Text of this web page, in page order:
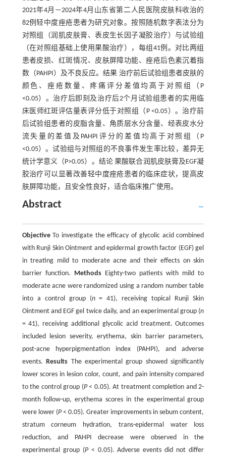
2021年4月—2024年4月山东省第二人民医院皮肤科收治的
82例轻中度痤疮患者为研究对象。按照随机数字表法分为
对照组（润肌皮肤膏、表皮生长因子凝胶治疗）与试验组
（在对照组基础上使用果酸治疗），每组41例。对比两组
患者皮损、红斑情况、皮肤屏障功能、痤疮后色素沉着指
数（PAHPI）及不良反应。结果 治疗前后试验组患者皮肤的
颜色、痤疮数量、疼痛评分差值均高于对照组（P
<0.05）。治疗后即刻及治疗后2个月试验组患者的实用临
床医师红斑评估量表评分低于对照组（P <0.05）。治疗前
后试验组患者的皮脂含量、角质层水分含量、经表皮水分
流失量的差值及PAHPI评分的差值均高于对照组（P
<0.05）。试验组与对照组的不良事件发生率比较，差异无
统计学意义（P>0.05）。结论 果酸联合润肌皮肤膏及EGF凝
胶治疗可以显著改善轻中度痤疮患者的临床症状，提高皮
肤屏障功能，且安全性良好，适合临床推广使用。
Abstract
ObjectiveTo investigate the efficacy of glycolic acid combined
with Runji Skin Ointment and epidermal growth factor (EGF) gel
in treating mild to moderate acne and their effects on skin
barrier function.
MethodsEighty-two patients with mild to
moderate acne were randomized using a random number table
into a control group (n= 41), receiving topical Runji Skin
Ointment and EGF gel twice daily, and an experimental group (n
= 41), receiving additional glycolic acid treatment. Outcomes
included lesion severity, erythema, skin barrier parameters,
post-acne hyperpigmentation index (PAHPI), and adverse
events. Results The experimental group showed significantly
lower scores in lesion color, count, and pain intensity compared
to the control group (P< 0.05). At treatment completion and 2-
month follow-up, erythema scores in the experimental group
were lower (P< 0.05). Greater improvements in sebum content,
stratum corneum hydration, trans-epidermal water loss
reduction, and PAHPI decrease were observed in the
experimental group (P< 0.05). Adverse events did not differ